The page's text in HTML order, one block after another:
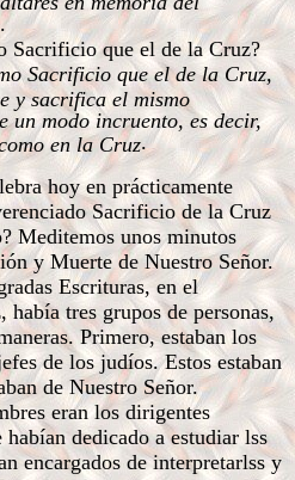
.
Sacrificio que el de la Cruz?
Sacrificio que el de la Cruz,
y sacrifica el mismo
un modo incruento, es decir,
en la Cruz.
hoy en prácticamente
Sacrificio de la Cruz
Meditemos unos minutos
y Muerte de Nuestro Señor.
Escrituras, en el
tres grupos de personas,
Primero, estaban los
de los judíos. Estos estaban
de Nuestro Señor.
eran los dirigentes
dedicado a estudiar lss
encargados de interpretarlss y